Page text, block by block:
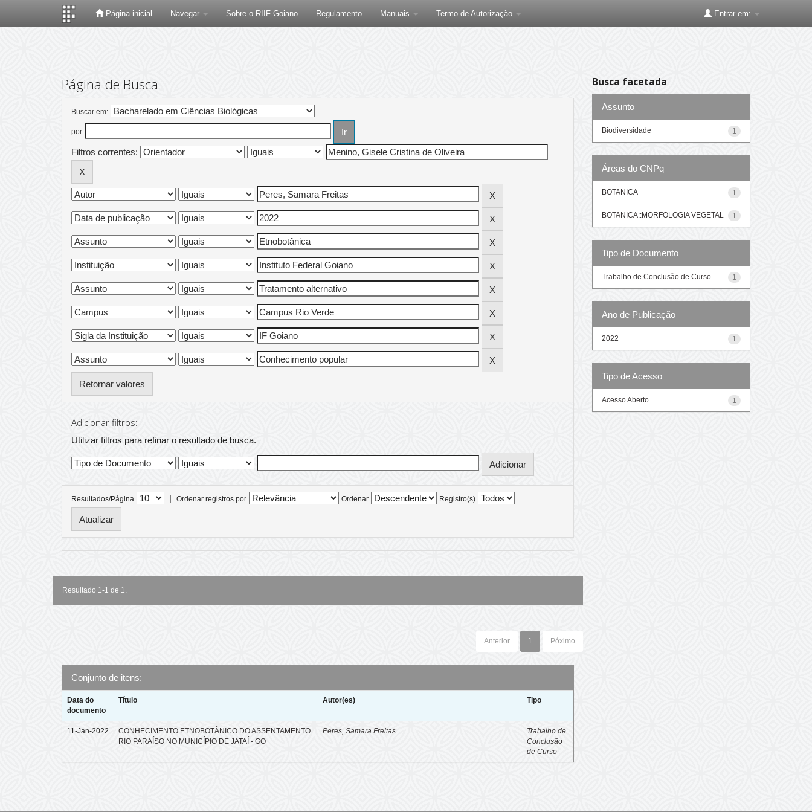
Página inicial Navegar Sobre o RIIF Goiano Regulamento Manuais Termo de Autorização Entrar em:
Página de Busca
Buscar em:
por
Filtros correntes:
Retornar valores
Adicionar filtros:
Utilizar filtros para refinar o resultado de busca.
Resultados/Página | Ordenar registros por Ordenar Registro(s)
Resultado 1-1 de 1.
Anterior 1 Póximo
Conjunto de itens:
Data do
documento
Título Autor(es) Tipo
11-Jan-2022
CONHECIMENTO ETNOBOTÂNICO DO ASSENTAMENTO
RIO PARAÍSO NO MUNICÍPIO DE JATAÍ - GO
Peres, Samara Freitas
Trabalho de
Conclusão
de Curso
Busca facetada
Assunto
1
Biodiversidade
Áreas do CNPq
1
BOTANICA
1
BOTANICA::MORFOLOGIA VEGETAL
Tipo de Documento
1
Trabalho de Conclusão de Curso
Ano de Publicação
1
2022
Tipo de Acesso
1
Acesso Aberto